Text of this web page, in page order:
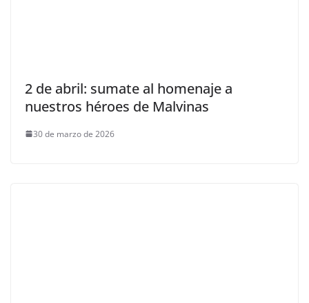
2 de abril: sumate al homenaje a
nuestros héroes de Malvinas
30 de marzo de 2026